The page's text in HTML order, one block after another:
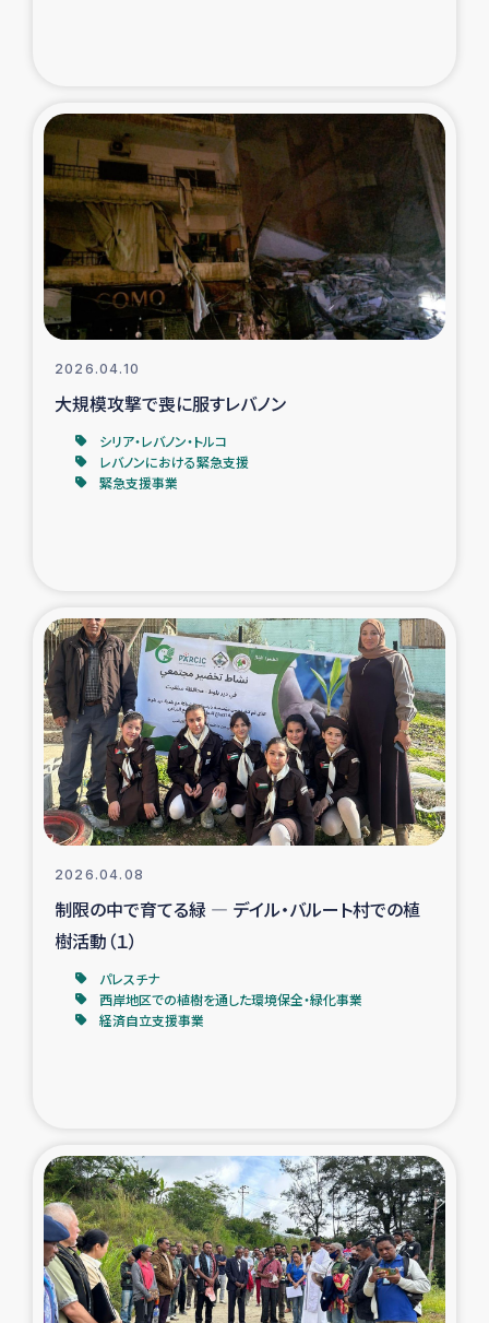
コーヒー生産者支援
アイナロ県マウベシ郡でのコーヒー畑改善事業
ベイルート大規模爆発被災者支援
女性の生計向上支援
アグロフォレストリー（カカオ）事業
2026.04.10
大規模攻撃で喪に服すレバノン
シリア・レバノン・トルコ
レバノンにおける緊急支援
緊急支援事業
2026.04.08
制限の中で育てる緑 ― デイル・バルート村での植
樹活動（１）
パレスチナ
西岸地区での植樹を通した環境保全・緑化事業
経済自立支援事業